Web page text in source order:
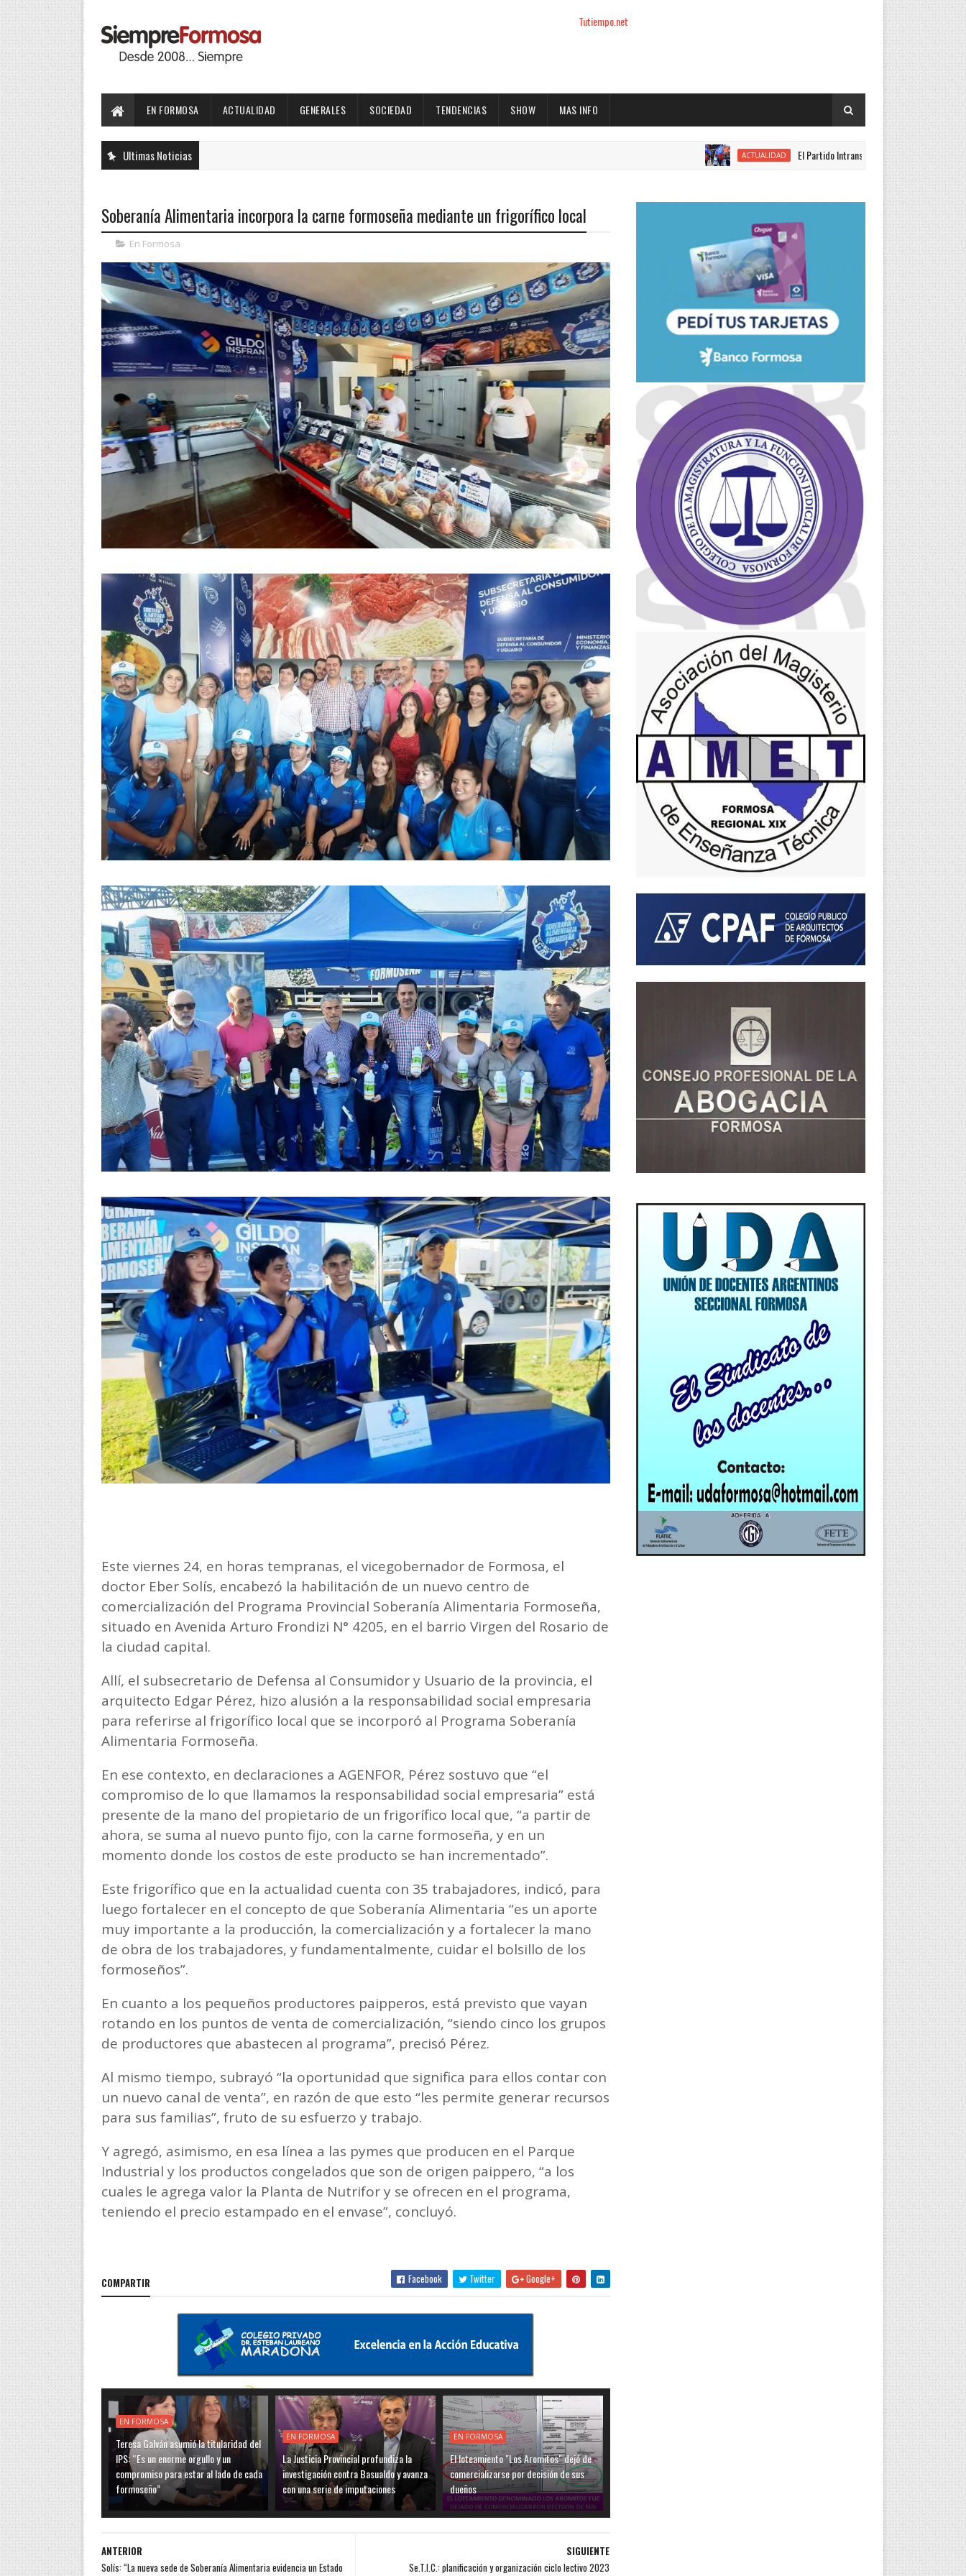
Tutiempo.net
EN FORMOSA ACTUALIDAD GENERALES SOCIEDAD TENDENCIAS SHOW MAS INFO
Ultimas Noticias ACTUALIDAD El Partido Intransigente se movilizó en rechazo al proyecto
Soberanía Alimentaria incorpora la carne formoseña mediante un frigorífico local
En Formosa
Este viernes 24, en horas tempranas, el vicegobernador de Formosa, el
doctor Eber Solís, encabezó la habilitación de un nuevo centro de
comercialización del Programa Provincial Soberanía Alimentaria Formoseña,
situado en Avenida Arturo Frondizi N° 4205, en el barrio Virgen del Rosario de
la ciudad capital.
Allí, el subsecretario de Defensa al Consumidor y Usuario de la provincia, el
arquitecto Edgar Pérez, hizo alusión a la responsabilidad social empresaria
para referirse al frigorífico local que se incorporó al Programa Soberanía
Alimentaria Formoseña.
En ese contexto, en declaraciones a AGENFOR, Pérez sostuvo que “el
compromiso de lo que llamamos la responsabilidad social empresaria” está
presente de la mano del propietario de un frigorífico local que, “a partir de
ahora, se suma al nuevo punto fijo, con la carne formoseña, y en un
momento donde los costos de este producto se han incrementado”.
Este frigorífico que en la actualidad cuenta con 35 trabajadores, indicó, para
luego fortalecer en el concepto de que Soberanía Alimentaria “es un aporte
muy importante a la producción, la comercialización y a fortalecer la mano
de obra de los trabajadores, y fundamentalmente, cuidar el bolsillo de los
formoseños”.
En cuanto a los pequeños productores paipperos, está previsto que vayan
rotando en los puntos de venta de comercialización, “siendo cinco los grupos
de productores que abastecen al programa”, precisó Pérez.
Al mismo tiempo, subrayó “la oportunidad que significa para ellos contar con
un nuevo canal de venta”, en razón de que esto “les permite generar recursos
para sus familias”, fruto de su esfuerzo y trabajo.
Y agregó, asimismo, en esa línea a las pymes que producen en el Parque
Industrial y los productos congelados que son de origen paippero, “a los
cuales le agrega valor la Planta de Nutrifor y se ofrecen en el programa,
teniendo el precio estampado en el envase”, concluyó.
COMPARTIR Facebook Twitter Google+
EN FORMOSA
Teresa Galván asumió la titularidad del
IPS: “Es un enorme orgullo y un
compromiso para estar al lado de cada
formoseño”
EN FORMOSA
La Justicia Provincial profundiza la
investigación contra Basualdo y avanza
con una serie de imputaciones
EN FORMOSA
El loteamiento "Los Aromitos" dejó de
comercializarse por decisión de sus
dueños
SIGUIENTE
Se.T.I.C.: planificación y organización ciclo lectivo 2023
ANTERIOR
Solís: “La nueva sede de Soberanía Alimentaria evidencia un Estado